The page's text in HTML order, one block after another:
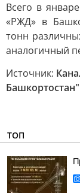
Всего в
«РЖД» в
тонн
аналогичный
Источник:
Башкортостан"
ТОП